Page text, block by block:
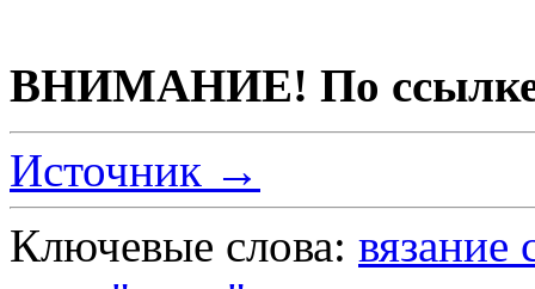
ВНИМАНИЕ! По ссылке
Источник →
Ключевые слова: вязание